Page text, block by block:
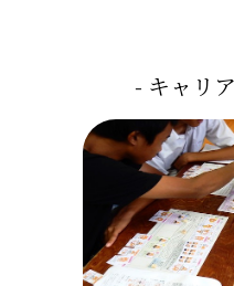
- キャリ